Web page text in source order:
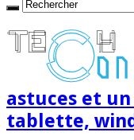
astuces et
tablette,